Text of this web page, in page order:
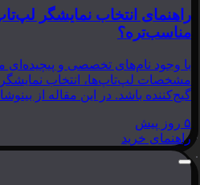
راهنمای انتخاب نمایشگر
مناسب‌تره؟
مشخصات لپ‌تاپ‌ها، انتخاب نمایشگر
گیج‌کننده باشد. در این مقاله از
۵ روز پیش
راهنمای خرید